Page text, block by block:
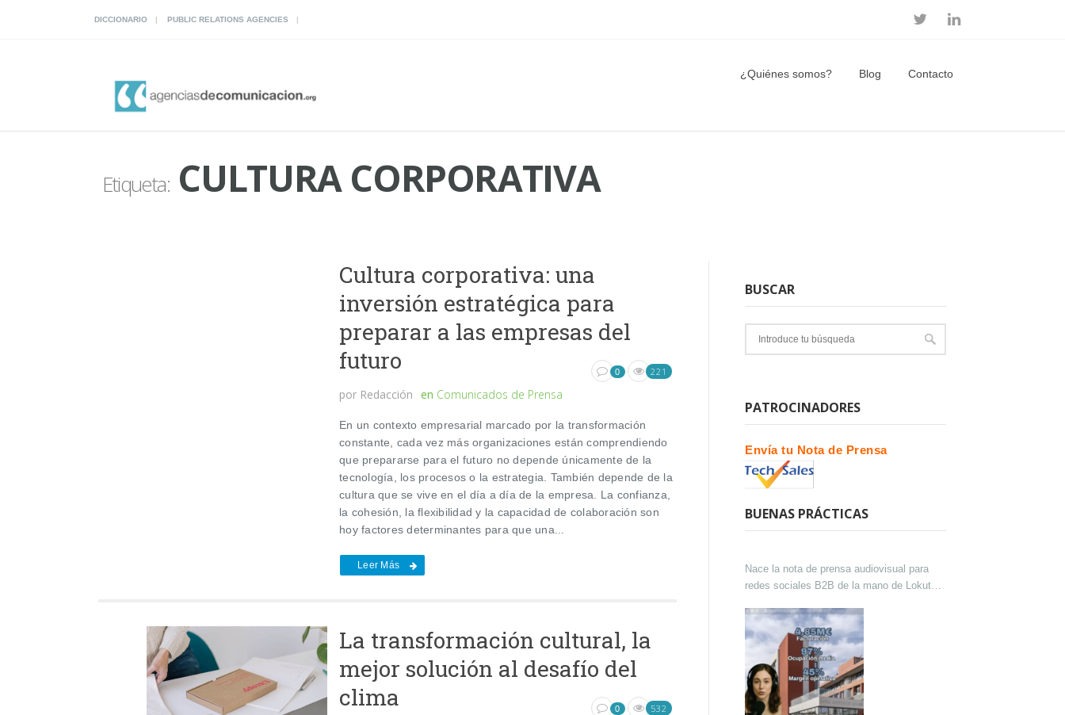
DICCIONARIO PUBLIC RELATIONS AGENCIES
¿Quiénes somos? Blog Contacto
Etiqueta:CULTURA CORPORATIVA
Cultura corporativa: una
inversión estratégica para
preparar a las empresas del
futuro
por Redacción en Comunicados de Prensa
0 221
En un contexto empresarial marcado por la transformación
constante, cada vez más organizaciones están comprendiendo
que prepararse para el futuro no depende únicamente de la
tecnología, los procesos o la estrategia. También depende de la
cultura que se vive en el día a día de la empresa. La confianza,
la cohesión, la flexibilidad y la capacidad de colaboración son
hoy factores determinantes para que una...
Leer Más
La transformación cultural, la
mejor solución al desafío del
clima
0 532
BUSCAR
PATROCINADORES
Envía tu Nota de Prensa
BUENAS PRÁCTICAS
Nace la nota de prensa audiovisual para
redes sociales B2B de la mano de Lokutor